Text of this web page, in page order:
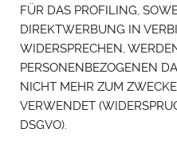
FÜR DAS PROFILING,
DIREKTWERBUNG IN
WIDERSPRECHEN,
PERSONENBEZOGENEN
NICHT MEHR ZUM
VERWENDET
DSGVO).